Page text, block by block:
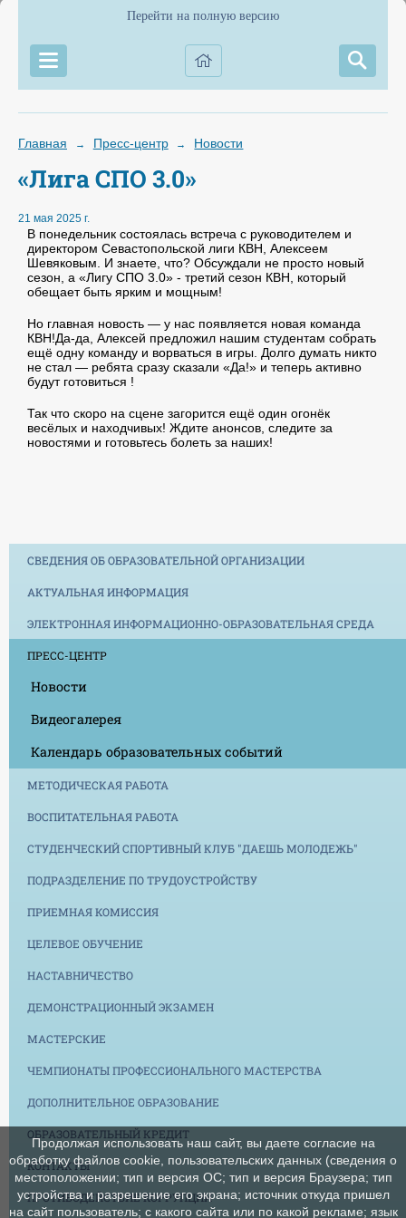
Перейти на полную версию
Главная → Пресс-центр → Новости
«Лига СПО 3.0»
21 мая 2025 г.
В понедельник состоялась встреча с руководителем и
директором Севастопольской лиги КВН, Алексеем
Шевяковым. И знаете, что? Обсуждали не просто новый
сезон, а «Лигу СПО 3.0» - третий сезон КВН, который
обещает быть ярким и мощным!
Но главная новость — у нас появляется новая команда
КВН!Да-да, Алексей предложил нашим студентам собрать
ещё одну команду и ворваться в игры. Долго думать никто
не стал — ребята сразу сказали «Да!» и теперь активно
будут готовиться !
Так что скоро на сцене загорится ещё один огонёк
весёлых и находчивых! Ждите анонсов, следите за
новостями и готовьтесь болеть за наших!
СВЕДЕНИЯ ОБ ОБРАЗОВАТЕЛЬНОЙ ОРГАНИЗАЦИИ
АКТУАЛЬНАЯ ИНФОРМАЦИЯ
ЭЛЕКТРОННАЯ ИНФОРМАЦИОННО-ОБРАЗОВАТЕЛЬНАЯ СРЕДА
ПРЕСС-ЦЕНТР
Новости
Видеогалерея
Календарь образовательных событий
МЕТОДИЧЕСКАЯ РАБОТА
ВОСПИТАТЕЛЬНАЯ РАБОТА
СТУДЕНЧЕСКИЙ СПОРТИВНЫЙ КЛУБ "ДАЕШЬ МОЛОДЕЖЬ"
ПОДРАЗДЕЛЕНИЕ ПО ТРУДОУСТРОЙСТВУ
ПРИЕМНАЯ КОМИССИЯ
ЦЕЛЕВОЕ ОБУЧЕНИЕ
НАСТАВНИЧЕСТВО
ДЕМОНСТРАЦИОННЫЙ ЭКЗАМЕН
МАСТЕРСКИЕ
ЧЕМПИОНАТЫ ПРОФЕССИОНАЛЬНОГО МАСТЕРСТВА
ДОПОЛНИТЕЛЬНОЕ ОБРАЗОВАНИЕ
ОБРАЗОВАТЕЛЬНЫЙ КРЕДИТ
КОНТАКТЫ
ПРОТИВОДЕЙСТВИЕ КОРРУПЦИИ
Продолжая использовать наш сайт, вы даете согласие на
обработку файлов cookie, пользовательских данных (сведения о
местоположении; тип и версия ОС; тип и версия Браузера; тип
устройства и разрешение его экрана; источник откуда пришел
на сайт пользователь; с какого сайта или по какой рекламе; язык